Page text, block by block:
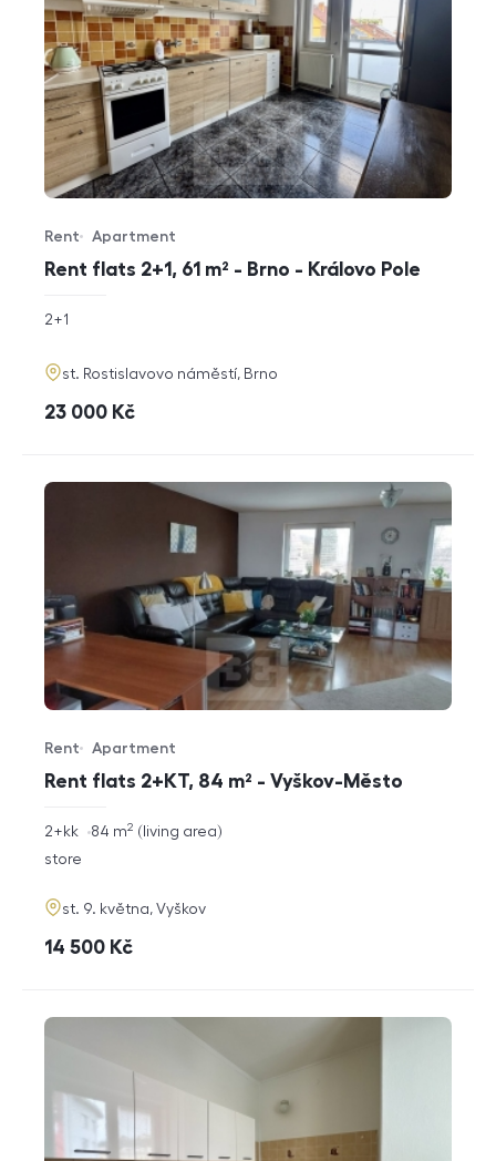
Rent flats 2+1, 61 m² - Brno - Královo Pole
Offer type
Rent
Property type
Apartment
rozměry
2+1
adresa
st. Rostislavovo náměstí, Brno
cena
23 000 Kč
Rent flats 2+KT, 84 m² - Vyškov-Město
Offer type
Rent
Property type
Apartment
rozměry
2+kk living area
84 m2
funkce
store
adresa
st. 9. května, Vyškov
cena
14 500 Kč